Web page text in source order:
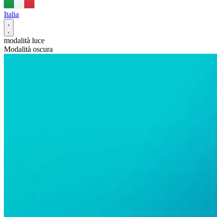
Italia
modalità luce
Modalità oscura